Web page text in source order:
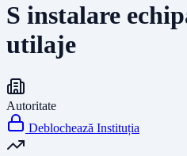
S instalare
utilaje
Autoritate
Deblochează Instituția